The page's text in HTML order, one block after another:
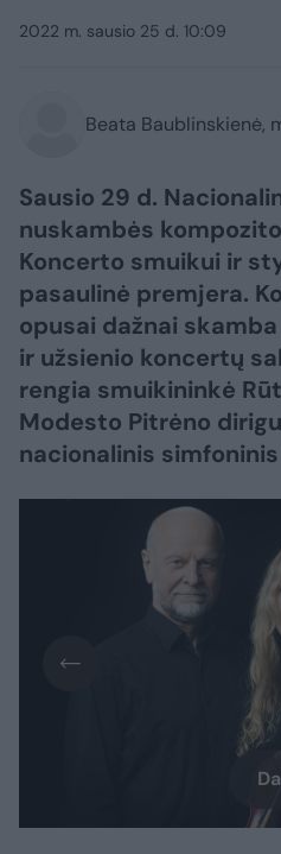
2022 m. sausio 25 d. 10:09
Beata Baublinskienė,
Sausio 29 d.
nuskambės
Koncerto smuikui ir
pasaulinė premjera.
opusai dažnai
ir užsienio koncertų
rengia smuikininkė
Modesto Pitrėno
nacionalinis